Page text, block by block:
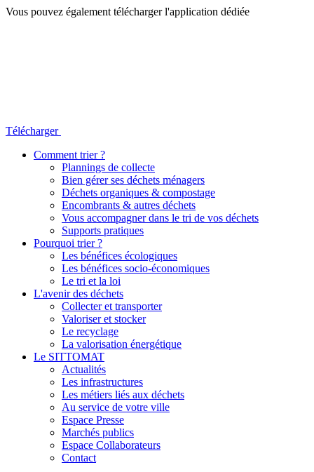
Vous pouvez également télécharger l'application dédiée
Télécharger
Comment trier ?
Plannings de collecte
Bien gérer ses déchets ménagers
Déchets organiques & compostage
Encombrants & autres déchets
Vous accompagner dans le tri de vos déchets
Supports pratiques
Pourquoi trier ?
Les bénéfices écologiques
Les bénéfices socio-économiques
Le tri et la loi
L'avenir des déchets
Collecter et transporter
Valoriser et stocker
Le recyclage
La valorisation énergétique
Le SITTOMAT
Actualités
Les infrastructures
Les métiers liés aux déchets
Au service de votre ville
Espace Presse
Marchés publics
Espace Collaborateurs
Contact